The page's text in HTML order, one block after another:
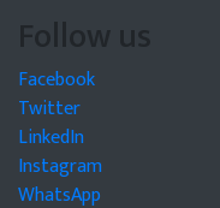
Follow us
Facebook
Twitter
LinkedIn
Instagram
WhatsApp